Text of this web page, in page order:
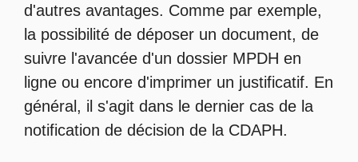
d'autres avantages. Comme par exemple,
la possibilité de déposer un document, de
suivre l'avancée d'un dossier MPDH en
ligne ou encore d'imprimer un justificatif. En
général, il s'agit dans le dernier cas de la
notification de décision de la CDAPH.